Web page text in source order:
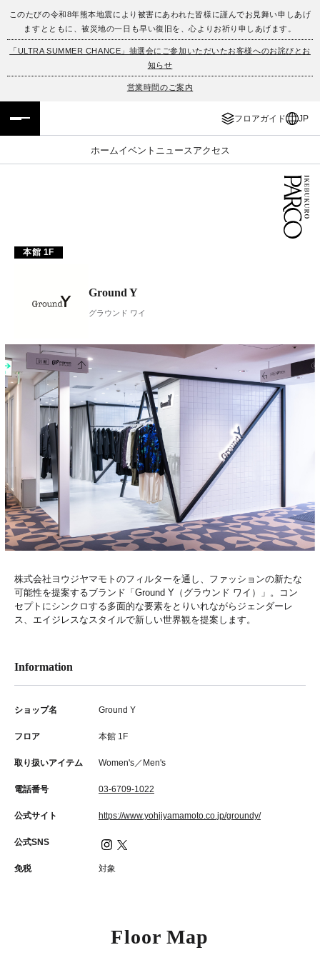
このたびの令和8年熊本地震により被害にあわれた皆様に謹んでお見舞い申しあげ
ますとともに、被災地の一日も早い復旧を、心よりお祈り申しあげます。
「ULTRA SUMMER CHANCE」抽選会にご参加いただいたお客様へのお詫びとお
知らせ
営業時間のご案内
フロアガイド JP
ホームイベント ニュース アクセス
フロアガイド
施設案内・アクセス
JP
ENGLISH
繁体字
本館 1F
Ground Y
グラウンド ワイ
株式会社ヨウジヤマモトのフィルターを通し、ファッションの新たな
可能性を提案するブランド「Ground Y（グラウンド ワイ）」。コン
セプトにシンクロする多面的な要素をとりいれながらジェンダーレ
ス、エイジレスなスタイルで新しい世界観を提案します。
Information
ショップ名 Ground Y
フロア 本館 1F
取り扱いアイテム Women's／Men's
電話番号 03-6709-1022
公式サイト https://www.yohjiyamamoto.co.jp/groundy/
公式SNS
免税 対象
Floor Map